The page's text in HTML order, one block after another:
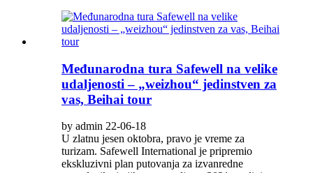
Međunarodna tura Safewell na velike
udaljenosti – „weizhou“ jedinstven za
vas, Beihai tour
by admin 22-06-18
U zlatnu jesen oktobra, pravo je vreme za
turizam. Safewell International je pripremio
ekskluzivni plan putovanja za izvanredne